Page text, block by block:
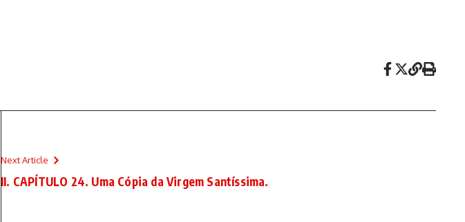
Next Article
II. CAPÍTULO 24. Uma Cópia da Virgem Santíssima.